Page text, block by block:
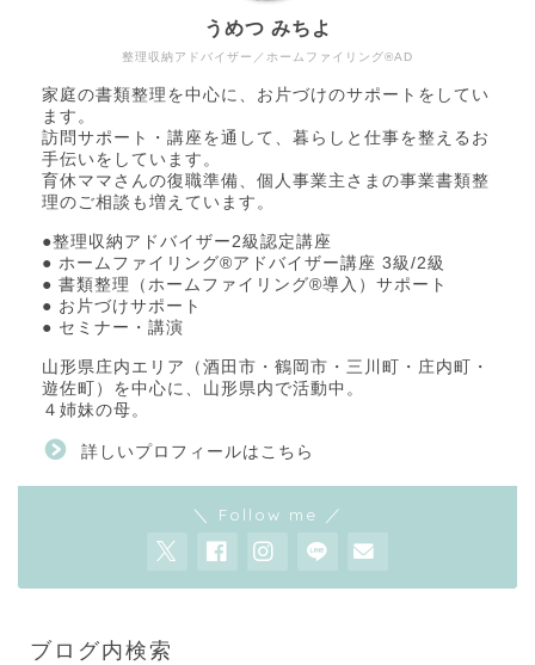
整理収納アドバイザー／ホームファイリング®AD
うめつ みちよ
家庭の書類整理を中心に、お片づけのサポートをしてい
ます。
訪問サポート・講座を通して、暮らしと仕事を整えるお
手伝いをしています。
育休ママさんの復職準備、個人事業主さまの事業書類整
理のご相談も増えています。
●整理収納アドバイザー2級認定講座
● ホームファイリング®アドバイザー講座 3級/2級
● 書類整理（ホームファイリング®導入）サポート
● お片づけサポート
● セミナー・講演
山形県庄内エリア（酒田市・鶴岡市・三川町・庄内町・
遊佐町）を中心に、山形県内で活動中。
４姉妹の母。
詳しいプロフィールはこちら
＼ Follow me ／
ブログ内検索